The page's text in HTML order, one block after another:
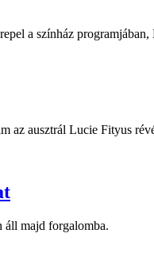
a színház
az ausztrál Lucie Fityus
áll majd forgalomba.